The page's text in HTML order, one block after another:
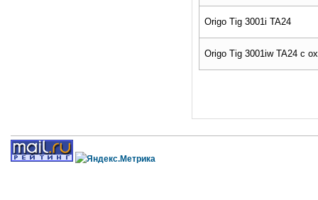
Origo Tig 3001i TA24
Origo Tig 3001iw TA24 с